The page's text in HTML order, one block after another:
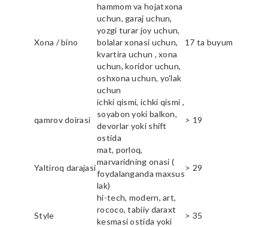
Xona / bino
hammom va hojatxona
uchun, garaj uchun,
yozgi turar joy uchun,
bolalar xonasi uchun,
kvartira uchun , xona
uchun, koridor uchun,
oshxona uchun, yo'lak
uchun
17 ta buyum
qamrov doirasi
ichki qismi, ichki qismi ,
soyabon yoki balkon,
devorlar yoki shift
ostida
> 19
Yaltiroq darajasi
mat, porloq,
marvaridning onasi (
foydalanganda maxsus
lak)
> 29
Style
hi-tech, modern, art,
rococo, tabiiy daraxt
kesmasi ostida yoki
> 35